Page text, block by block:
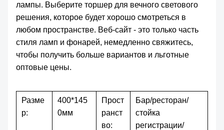
лампы. Выберите торшер для вечного светового
решения, которое будет хорошо смотреться в
любом пространстве. Веб-сайт - это только часть
стиля ламп и фонарей, немедленно свяжитесь,
чтобы получить больше вариантов и льготные
оптовые цены.
Разме
р:
400*145
0мм
Прост
ранст
во:
Бар/ресторан/
стойка
регистрации/